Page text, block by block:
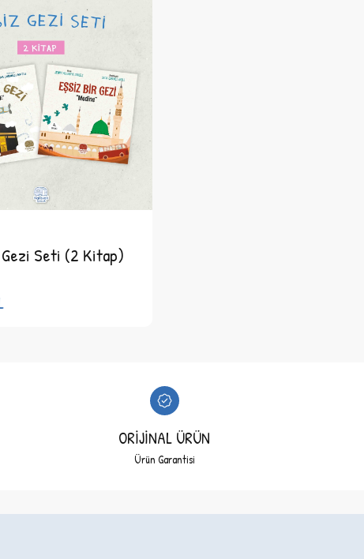
Seti (2 Kitap)
ORİJİNAL ÜRÜN
Ürün Garantisi